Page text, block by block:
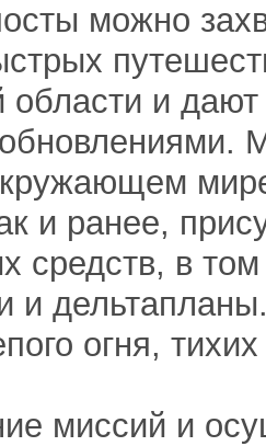
можно
и дают
и ранее,
средств, в
и
огня,
миссий и